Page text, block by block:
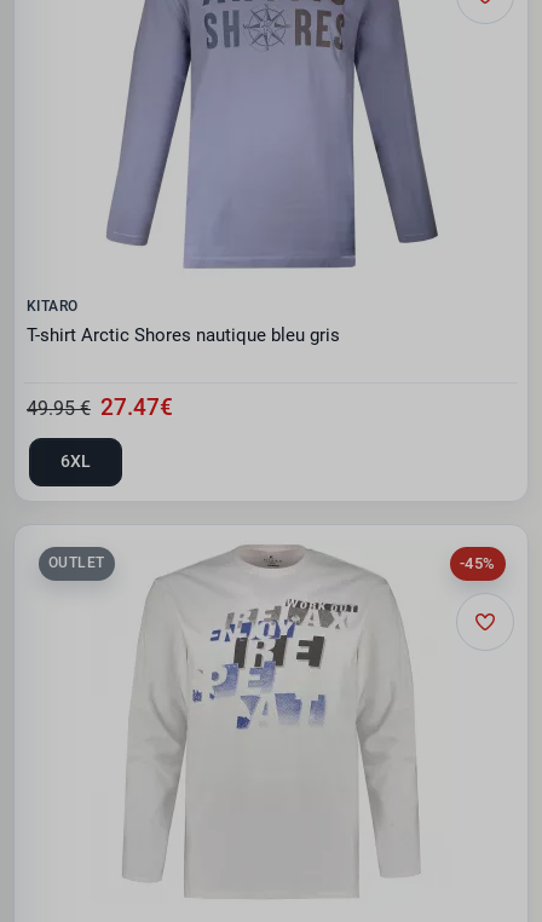
KITARO
T-shirt Arctic Shores nautique bleu gris
49.95 € 27.47€
6XL
-45%
OUTLET